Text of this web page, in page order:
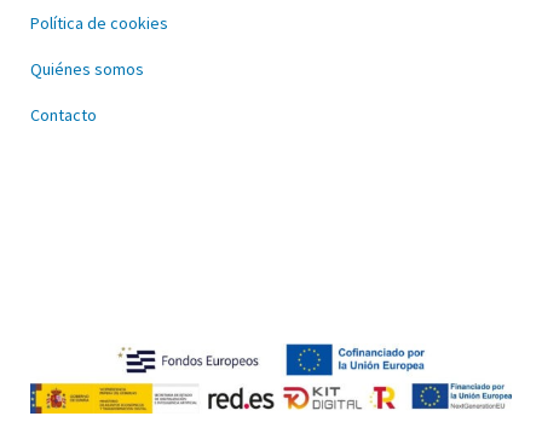
Política de cookies
Quiénes somos
Contacto